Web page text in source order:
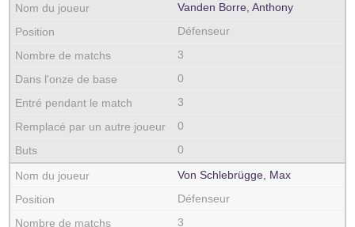
Vanden Borre, Anthony
Défenseur
3
0
3
0
0
Von Schlebrügge, Max
Défenseur
3